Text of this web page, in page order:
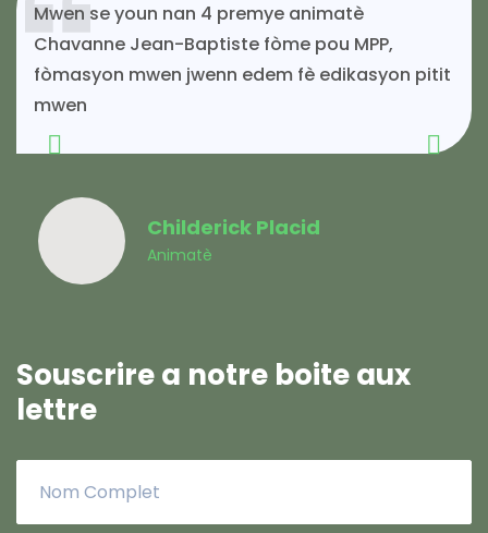
Mwen se youn nan 4 premye animatè
Chavanne Jean-Baptiste fòme pou MPP,
fòmasyon mwen jwenn edem fè edikasyon pitit
mwen
Childerick Placid
Animatè
Souscrire a notre boite aux
lettre